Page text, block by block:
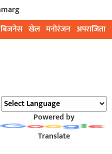
बिजनेस खेल मनोरंजन अपराजिता
Powered by
Translate